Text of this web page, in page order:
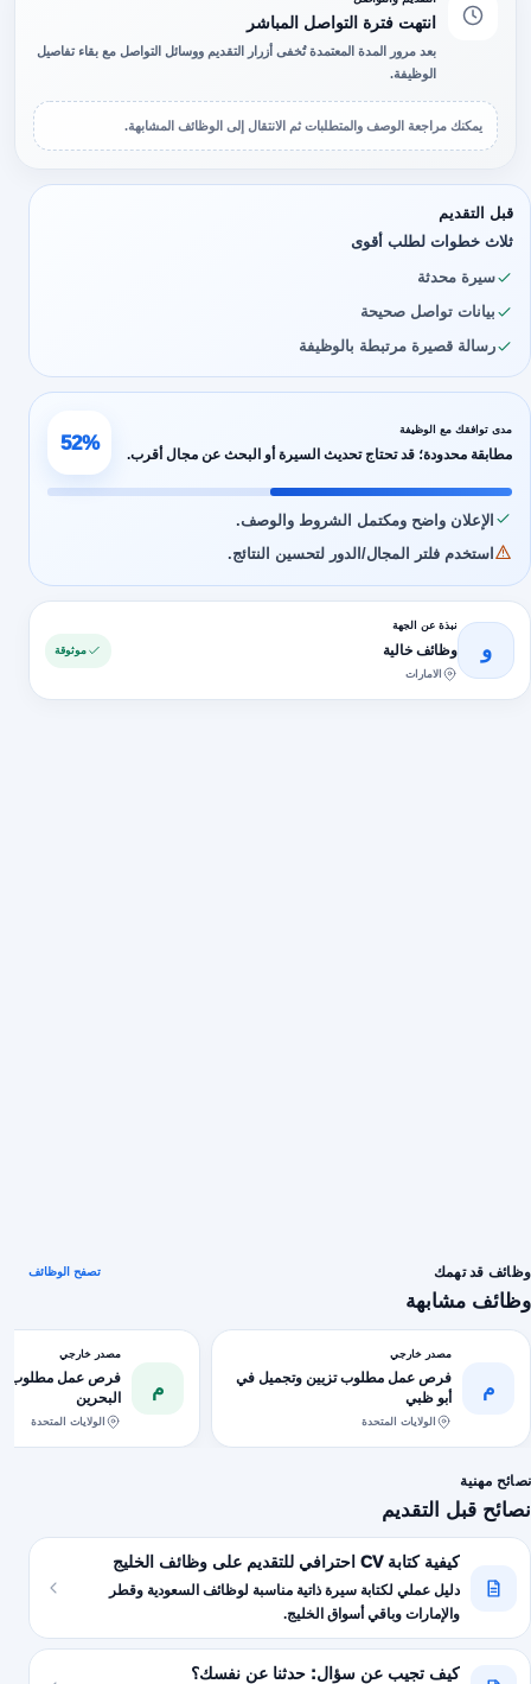
انتهت فترة التواصل المباشر
بعد مرور المدة المعتمدة تُخفى أزرار التقديم ووسائل التواصل مع بقاء تفاصيل
الوظيفة.
يمكنك مراجعة الوصف والمتطلبات ثم الانتقال إلى الوظائف المشابهة.
قبل التقديم
ثلاث خطوات لطلب أقوى
سيرة محدثة
بيانات تواصل صحيحة
رسالة قصيرة مرتبطة بالوظيفة
مدى توافقك مع الوظيفة
مطابقة محدودة؛ قد تحتاج تحديث السيرة أو البحث عن مجال أقرب. 52%
الإعلان واضح ومكتمل الشروط والوصف.
استخدم فلتر المجال/الدور لتحسين النتائج.
و
نبذة عن الجهة
وظائف خالية
الامارات
موثوقة
وظائف قد تهمك
وظائف مشابهة
تصفح الوظائف
م
مصدر خارجي
فرص عمل مطلوب تزيين وتجميل في
أبو ظبي
الولايات المتحدة
م
مصدر خارجي
فرص عمل مطلوب
البحرين
الولايات المتحدة
نصائح مهنية
نصائح قبل التقديم
كيفية كتابة CV احترافي للتقديم على وظائف الخليج
دليل عملي لكتابة سيرة ذاتية مناسبة لوظائف السعودية وقطر
والإمارات وباقي أسواق الخليج.
كيف تجيب عن سؤال: حدثنا عن نفسك؟